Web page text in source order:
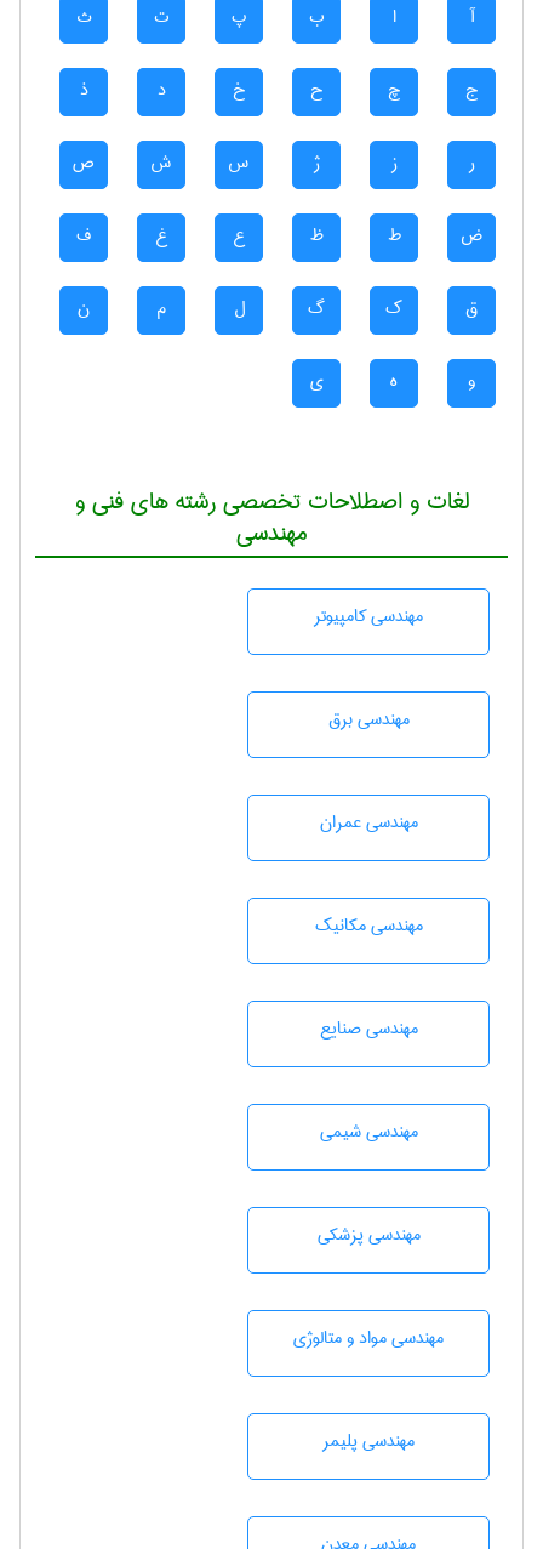
آ ا ب پ ت ث
ج چ ح خ د ذ
ر ز ژ س ش ص
ض ط ظ ع غ ف
ق ک گ ل م ن
و ه ی
لغات و اصطلاحات تخصصی رشته های فنی و
مهندسی
مهندسی كامپيوتر
مهندسی برق
مهندسی عمران
مهندسی مکانیک
مهندسی صنايع
مهندسي شيمی
مهندسی پزشکی
مهندسی مواد و متالوژی
مهندسی پليمر